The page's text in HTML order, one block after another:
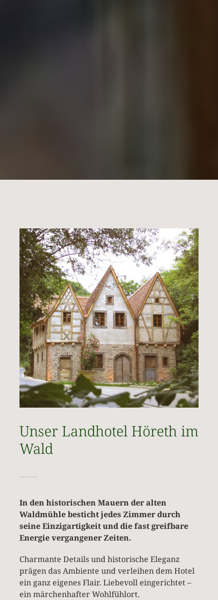
Unser Landhotel Höreth im
Wald
In den historischen Mauern der alten
Waldmühle besticht jedes Zimmer durch
seine Einzigartigkeit und die fast greifbare
Energie vergangener Zeiten.
Charmante Details und historische Eleganz
prägen das Ambiente und verleihen dem Hotel
ein ganz eigenes Flair. Liebevoll eingerichtet –
ein märchenhafter Wohlfühlort.